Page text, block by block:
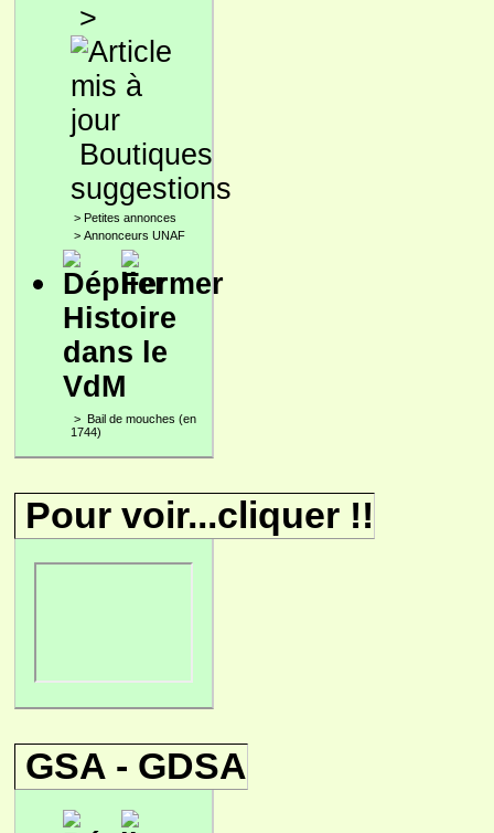
>
Boutiques
suggestions
> Petites annonces
> Annonceurs UNAF
Histoire
dans le
VdM
> Bail de mouches (en
1744)
Pour voir...cliquer !!
GSA - GDSA